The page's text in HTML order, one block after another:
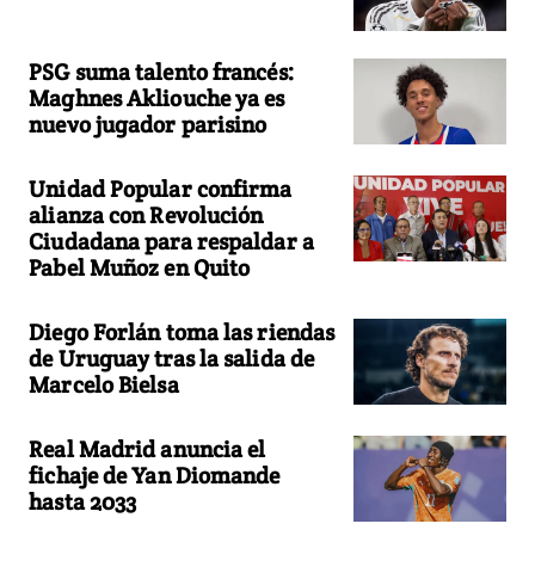
PSG suma talento francés:
Maghnes Akliouche ya es
nuevo jugador parisino
Unidad Popular confirma
alianza con Revolución
Ciudadana para respaldar a
Pabel Muñoz en Quito
Diego Forlán toma las riendas
de Uruguay tras la salida de
Marcelo Bielsa
Real Madrid anuncia el
fichaje de Yan Diomande
hasta 2033